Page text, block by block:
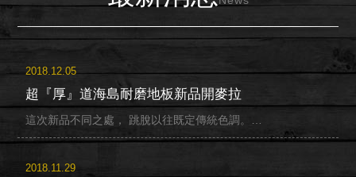
2018.12.05
超『厚』道海島耐磨地板新品開麥拉
這次新品不同之處， 跳脫以往既定傳統色調。…
2018.11.29